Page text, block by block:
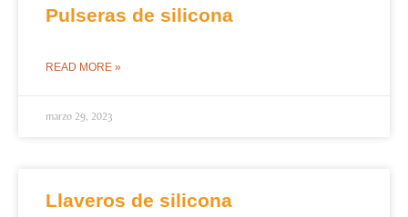
Pulseras de silicona
READ MORE »
marzo 29, 2023
Llaveros de silicona